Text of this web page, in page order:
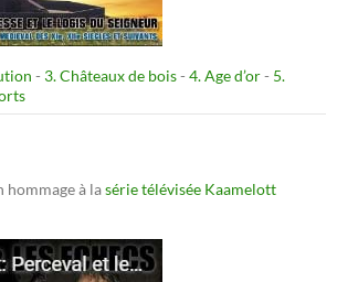
- 3. Châteaux de bois- 4. Age d’or- 5.
hommage à lasérie télévisée Kaamelott